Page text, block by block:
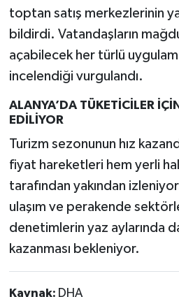
toptan satış merkezlerinin
bildirdi. Vatandaşların
açabilecek her türlü
incelendiği vurgulandı.
ALANYA’DA TÜKETİCİLER
EDİLİYOR
Turizm sezonunun hız
fiyat hareketleri hem yerli
tarafından yakından
ulaşım ve perakende
denetimlerin yaz aylarında
kazanması bekleniyor.
Kaynak: DHA